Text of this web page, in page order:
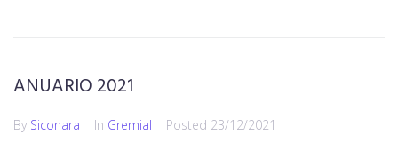
ANUARIO 2021
By Siconara In Gremial Posted 23/12/2021